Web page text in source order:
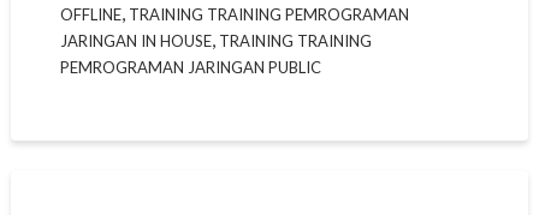
OFFLINE, TRAINING TRAINING PEMROGRAMAN
JARINGAN IN HOUSE, TRAINING TRAINING
PEMROGRAMAN JARINGAN PUBLIC